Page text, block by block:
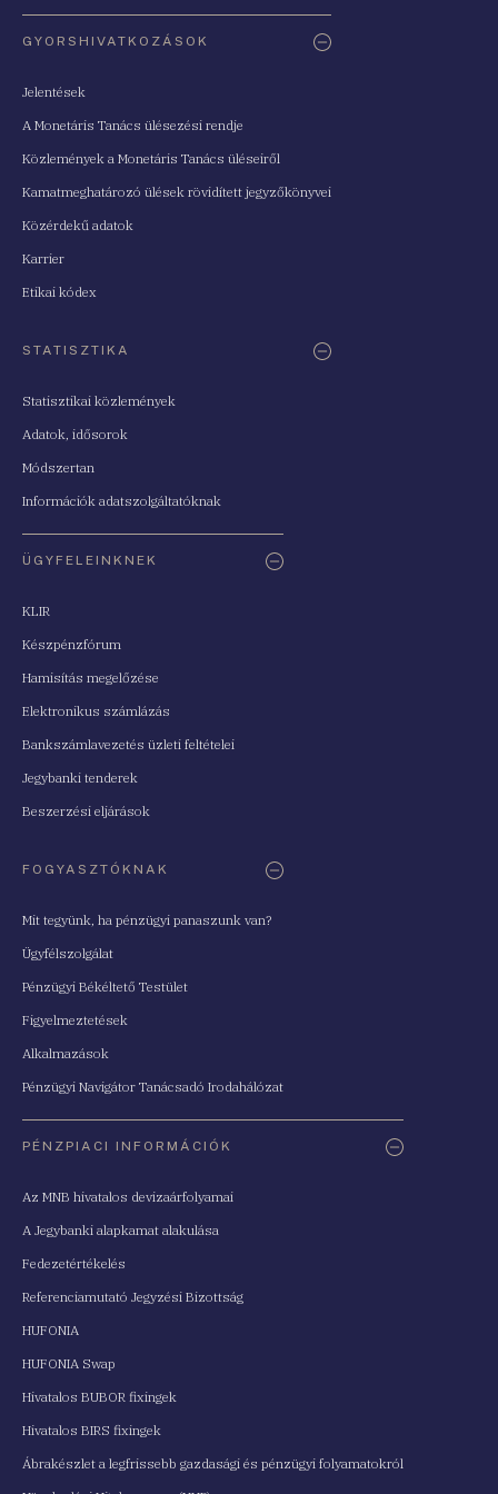
GYORSHIVATKOZÁSOK
Jelentések
A Monetáris Tanács ülésezési rendje
Közlemények a Monetáris Tanács üléseiről
Kamatmeghatározó ülések rövidített jegyzőkönyvei
Közérdekű adatok
Karrier
Etikai kódex
STATISZTIKA
Statisztikai közlemények
Adatok, idősorok
Módszertan
Információk adatszolgáltatóknak
ÜGYFELEINKNEK
KLIR
Készpénzfórum
Hamisítás megelőzése
Elektronikus számlázás
Bankszámlavezetés üzleti feltételei
Jegybanki tenderek
Beszerzési eljárások
FOGYASZTÓKNAK
Mit tegyünk, ha pénzügyi panaszunk van?
Ügyfélszolgálat
Pénzügyi Békéltető Testület
Figyelmeztetések
Alkalmazások
Pénzügyi Navigátor Tanácsadó Irodahálózat
PÉNZPIACI INFORMÁCIÓK
Az MNB hivatalos devizaárfolyamai
A Jegybanki alapkamat alakulása
Fedezetértékelés
Referenciamutató Jegyzési Bizottság
HUFONIA
HUFONIA Swap
Hivatalos BUBOR fixingek
Hivatalos BIRS fixingek
Ábrakészlet a legfrissebb gazdasági és pénzügyi folyamatokról